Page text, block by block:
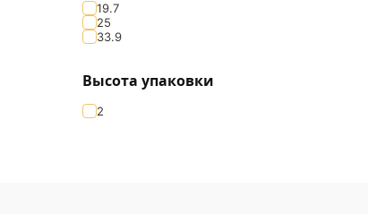
19.7
25
33.9
Высота упаковки
2